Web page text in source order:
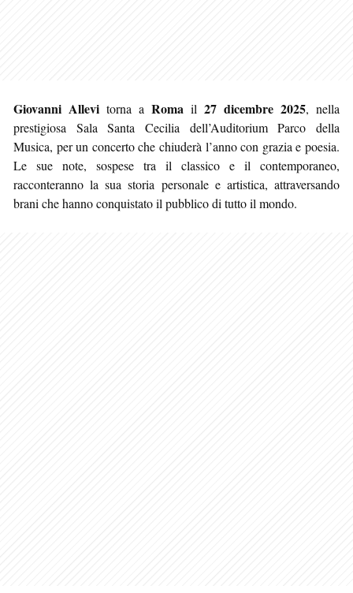
Giovanni Allevi torna a Roma il 27 dicembre 2025, nella
prestigiosa Sala Santa Cecilia dell’Auditorium Parco della
Musica, per un concerto che chiuderà l’anno con grazia e poesia.
Le sue note, sospese tra il classico e il contemporaneo,
racconteranno la sua storia personale e artistica, attraversando
brani che hanno conquistato il pubblico di tutto il mondo.